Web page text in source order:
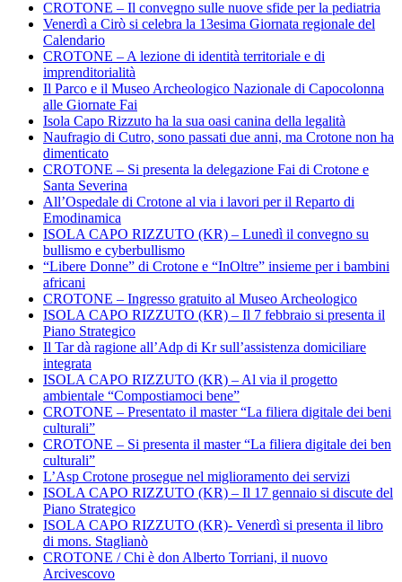
CROTONE – Il convegno sulle nuove sfide per la pediatria
Venerdì a Cirò si celebra la 13esima Giornata regionale del
Calendario
CROTONE – A lezione di identità territoriale e di
imprenditorialità
Il Parco e il Museo Archeologico Nazionale di Capocolonna
alle Giornate Fai
Isola Capo Rizzuto ha la sua oasi canina della legalità
Naufragio di Cutro, sono passati due anni, ma Crotone non ha
dimenticato
CROTONE – Si presenta la delegazione Fai di Crotone e
Santa Severina
All’Ospedale di Crotone al via i lavori per il Reparto di
Emodinamica
ISOLA CAPO RIZZUTO (KR) – Lunedì il convegno su
bullismo e cyberbullismo
“Libere Donne” di Crotone e “InOltre” insieme per i bambini
africani
CROTONE – Ingresso gratuito al Museo Archeologico
ISOLA CAPO RIZZUTO (KR) – Il 7 febbraio si presenta il
Piano Strategico
Il Tar dà ragione all’Adp di Kr sull’assistenza domiciliare
integrata
ISOLA CAPO RIZZUTO (KR) – Al via il progetto
ambientale “Compostiamoci bene”
CROTONE – Presentato il master “La filiera digitale dei beni
culturali”
CROTONE – Si presenta il master “La filiera digitale dei ben
culturali”
L’Asp Crotone prosegue nel miglioramento dei servizi
ISOLA CAPO RIZZUTO (KR) – Il 17 gennaio si discute del
Piano Strategico
ISOLA CAPO RIZZUTO (KR)- Venerdì si presenta il libro
di mons. Staglianò
CROTONE / Chi è don Alberto Torriani, il nuovo
Arcivescovo